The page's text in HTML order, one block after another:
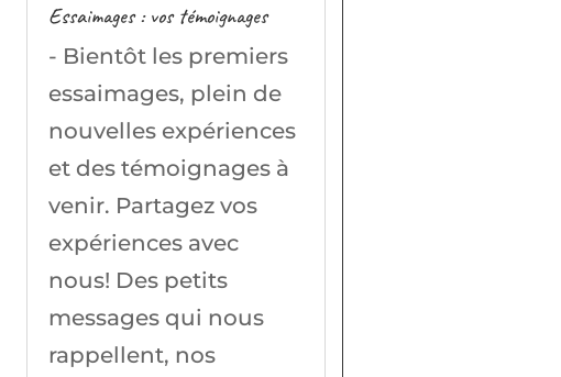
Essaimages : vos témoignages
- Bientôt les premiers
essaimages, plein de
nouvelles expériences
et des témoignages à
venir. Partagez vos
expériences avec
nous! Des petits
messages qui nous
rappellent, nos